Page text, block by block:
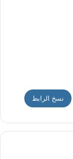
نسخ الرابط